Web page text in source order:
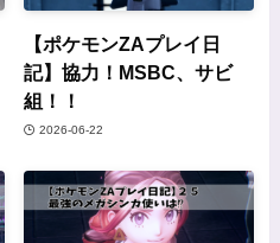
【ポケモンZAプレイ日
記】協力！MSBC、サビ
組！！
2026-06-22